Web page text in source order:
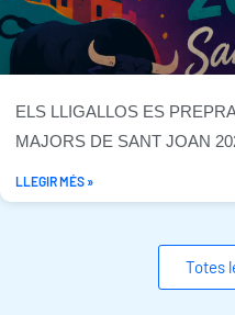
ELS LLIGALLOS ES
MAJORS DE SANT JOAN
LLEGIR MÉS »
Totes